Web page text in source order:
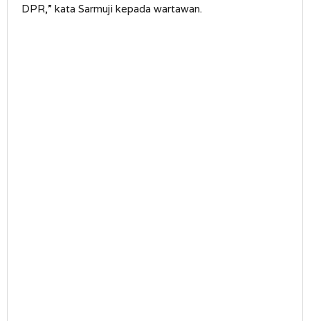
DPR,” kata Sarmuji kepada wartawan.